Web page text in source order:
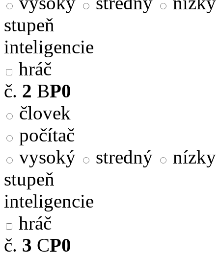
stupeň
inteligencie
hráč
č. 2 BP0
človek
počítač
vysoký
stredný
nízky
stupeň
inteligencie
hráč
č. 3 CP0